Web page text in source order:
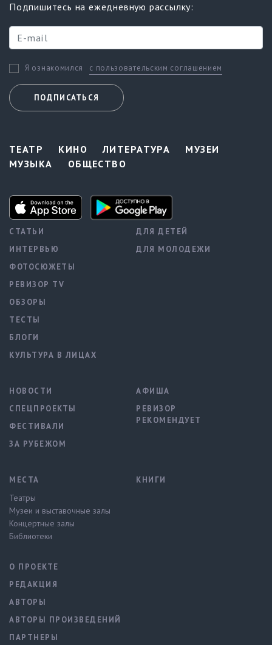
Подпишитесь на ежедневную рассылку:
Я ознакомился с пользовательским соглашением
ПОДПИСАТЬСЯ
ТЕАТР КИНО ЛИТЕРАТУРА
МУЗЕИ
МУЗЫКА
ОБЩЕСТВО
СТАТЬИ
ИНТЕРВЬЮ
ФОТОСЮЖЕТЫ
РЕВИЗОР TV
ОБЗОРЫ
ТЕСТЫ
БЛОГИ
КУЛЬТУРА В ЛИЦАХ
ДЛЯ ДЕТЕЙ
ДЛЯ МОЛОДЕЖИ
НОВОСТИ
СПЕЦПРОЕКТЫ
ФЕСТИВАЛИ
ЗА РУБЕЖОМ
АФИША
РЕВИЗОР
РЕКОМЕНДУЕТ
МЕСТА
Театры
Музеи и выставочные залы
Концертные залы
Библиотеки
КНИГИ
О ПРОЕКТЕ
РЕДАКЦИЯ
АВТОРЫ
АВТОРЫ ПРОИЗВЕДЕНИЙ
ПАРТНЕРЫ